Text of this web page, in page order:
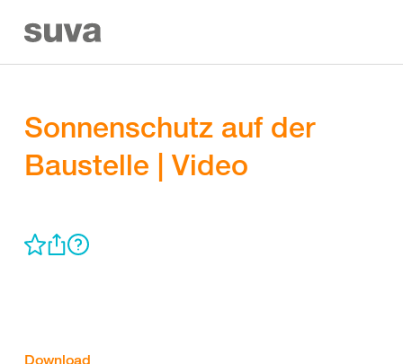
Sonnenschutz auf der
Baustelle | Video
Download